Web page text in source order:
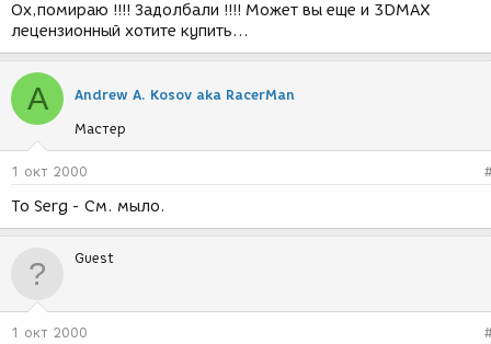
Ох,помираю !!!! Задолбали !!!! Может вы еще и 3DMAX
лецензионный хотите купить...
A Andrew A. Kosov aka RacerMan
Мастер
1 окт 2000
To Serg - См. мыло.
Guest
1 окт 2000